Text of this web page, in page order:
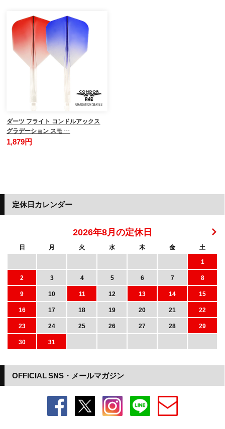
ダーツ フライト コンドルアックス
グラデーション スモ …
1,879円
OFFICIAL SNS・メールマガジン
定休日カレンダー
2026年8月の定休日
日 月 火 水 木 金
土
1
2
3 4 5 6 7
8
9
10 11 12 13 14
15
16
17 18 19 20 21
22
23
24 25 26 27 28
29
30
31